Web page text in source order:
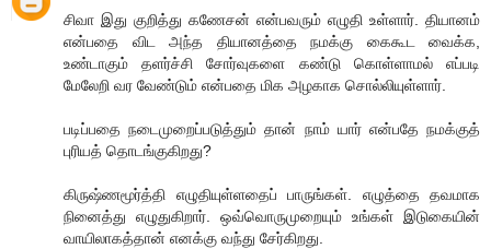
சிவா இது குறித்து கணேசன் என்பவரும் எழுதி உள்ளார். தியானம்
என்பதை விட அந்த தியானத்தை நமக்கு கைகூட வைக்க,
உண்டாகும் தளர்ச்சி சோர்வுகளை கண்டு கொள்ளாமல் எப்படி
மேலேறி வர வேண்டும் என்பதை மிக அழகாக சொல்லியுள்ளார்.
படிப்பதை நடைமுறைப்படுத்தும் தான் நாம் யார் என்பதே நமக்குத்
புரியத் தொடங்குகிறது?
கிருஷ்ணமூர்த்தி எழுதியுள்ளதைப் பாருங்கள். எழுத்தை தவமாக
நினைத்து எழுதுகிறார். ஒவ்வொருமுறையும் உங்கள் இடுகையின்
வாயிலாகத்தான் எனக்கு வந்து சேர்கிறது.